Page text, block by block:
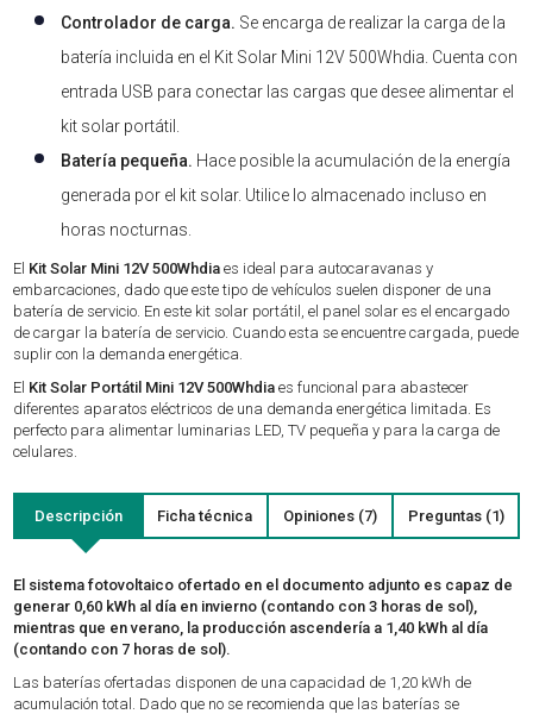
Controlador de carga. Se encarga de realizar la carga de la
batería incluida en el Kit Solar Mini 12V 500Whdia. Cuenta con
entrada USB para conectar las cargas que desee alimentar el
kit solar portátil.
Batería pequeña. Hace posible la acumulación de la energía
generada por el kit solar. Utilice lo almacenado incluso en
horas nocturnas.
El Kit Solar Mini 12V 500Whdiaes ideal para autocaravanas y
embarcaciones, dado que este tipo de vehículos suelen disponer de una
batería de servicio. En este kit solar portátil, el panel solar es el encargado
de cargar la batería de servicio. Cuando esta se encuentre cargada, puede
suplir con la demanda energética.
El Kit Solar Portátil Mini 12V 500Whdia es funcional para abastecer
diferentes aparatos eléctricos de una demanda energética limitada. Es
perfecto para alimentar luminarias LED, TV pequeña y para la carga de
celulares.
Descripción Ficha técnica Opiniones (7) Preguntas (1)
El sistema fotovoltaico ofertado en el documento adjunto es capaz de
generar 0,60 kWh al día en invierno (contando con 3 horas de sol),
mientras que en verano, la producción ascendería a 1,40 kWh al día
(contando con 7 horas de sol).
Las baterías ofertadas disponen de una capacidad de 1,20 kWh de
acumulación total. Dado que no se recomienda que las baterías se